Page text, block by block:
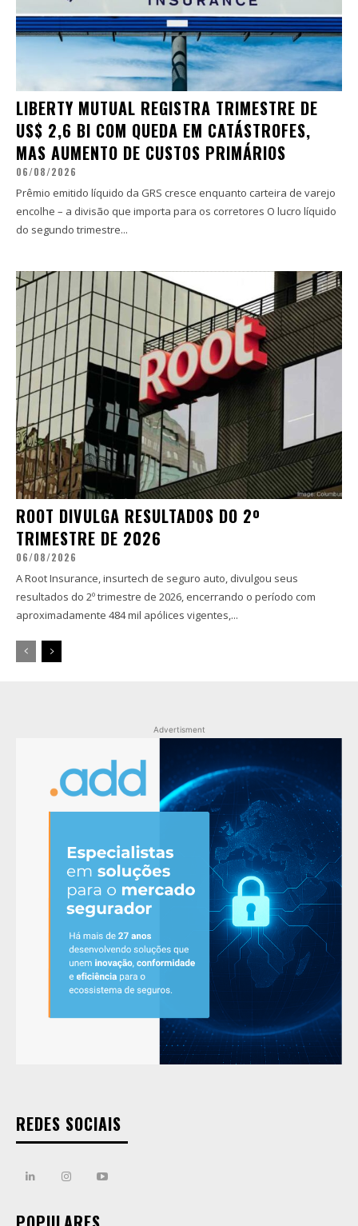
LIBERTY MUTUAL REGISTRA TRIMESTRE DE
US$ 2,6 BI COM QUEDA EM CATÁSTROFES,
MAS AUMENTO DE CUSTOS PRIMÁRIOS
06/08/2026
Prêmio emitido líquido da GRS cresce enquanto carteira de varejo
encolhe – a divisão que importa para os corretores O lucro líquido
do segundo trimestre...
ROOT DIVULGA RESULTADOS DO 2º
TRIMESTRE DE 2026
06/08/2026
A Root Insurance, insurtech de seguro auto, divulgou seus
resultados do 2º trimestre de 2026, encerrando o período com
aproximadamente 484 mil apólices vigentes,...
Advertisment
REDES SOCIAIS